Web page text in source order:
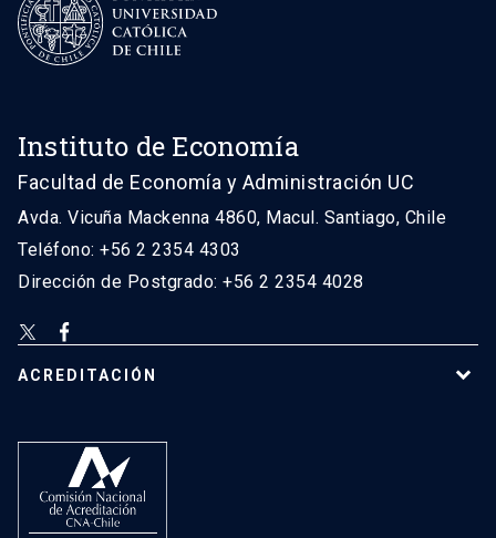
Instituto de Economía
Facultad de Economía y Administración UC
Avda. Vicuña Mackenna 4860, Macul. Santiago, Chile
Teléfono: +56 2 2354 4303
Dirección de Postgrado: +56 2 2354 4028
ACREDITACIÓN